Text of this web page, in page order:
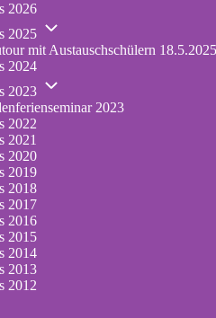
2026
2025
Unternavigation
Berichte
Fotos
2025
mit Austauschschülern 18.5.2025
2024
2023
Unternavigation
Berichte 2023
2022
2021
2020
2019
2018
2017
2016
2015
2014
2013
2012